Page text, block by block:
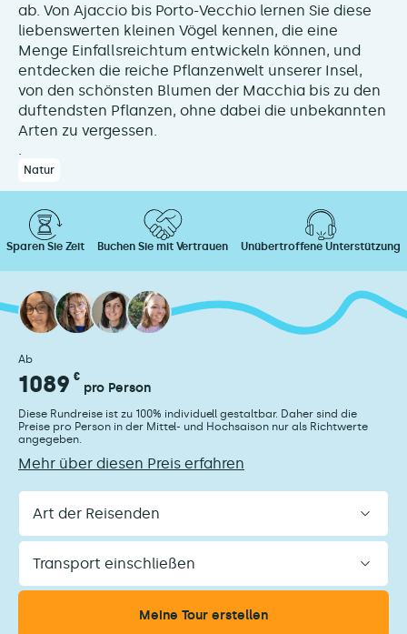
ab. Von Ajaccio bis Porto-Vecchio lernen Sie diese
liebenswerten kleinen Vögel kennen, die eine
Menge Einfallsreichtum entwickeln können, und
entdecken die reiche Pflanzenwelt unserer Insel,
von den schönsten Blumen der Macchia bis zu den
duftendsten Pflanzen, ohne dabei die unbekannten
Arten zu vergessen.
.
Natur
Sparen Sie Zeit Buchen Sie mit Vertrauen Unübertroffene Unterstützung
Ab
1089 €
pro Person
Diese Rundreise ist zu 100% individuell gestaltbar. Daher sind die
Preise pro Person in der Mittel- und Hochsaison nur als Richtwerte
angegeben.
Mehr über diesen Preis erfahren
Art
der
Transport
einschließen